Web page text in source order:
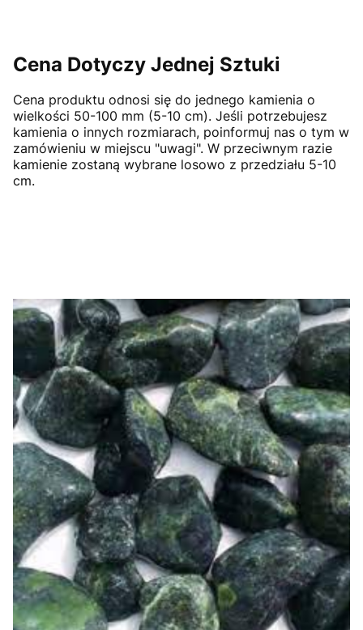
Cena Dotyczy Jednej Sztuki
Cena produktu odnosi się do jednego kamienia o
wielkości 50-100 mm (5-10 cm). Jeśli potrzebujesz
kamienia o innych rozmiarach, poinformuj nas o tym w
zamówieniu w miejscu "uwagi". W przeciwnym razie
kamienie zostaną wybrane losowo z przedziału 5-10
cm.